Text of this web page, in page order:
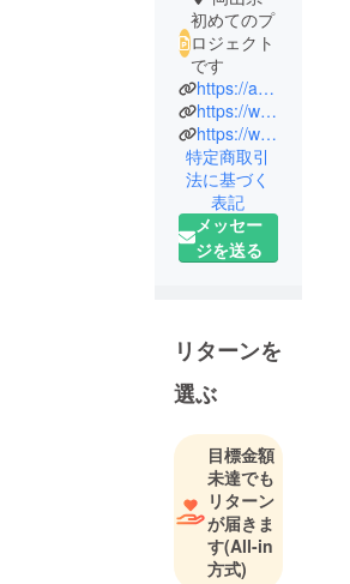
初めてのプ
ロジェクト
です
https://aruku2018.org/
https://www.facebook.com/aruku.2018/
https://www.instagram.com/aruku.2018/
特定商取引
法に基づく
表記
メッセー
ジを送る
リターンを
選ぶ
目標金額
未達でも
リターン
が届きま
す(All-in
方式)